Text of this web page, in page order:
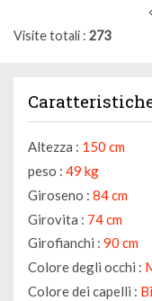
Visite totali 273
Altezza : 150 cm
peso : 49 kg
Giroseno : 84 cm
Girovita : 74 cm
Girofianchi : 90 cm
Colore degli occhi :
Colore dei capelli :